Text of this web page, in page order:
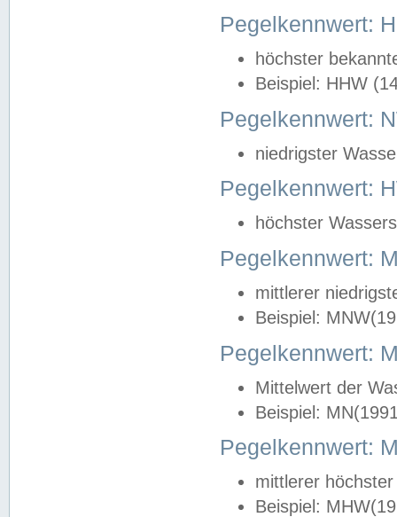
Pegelkennwert:
höchster
Beispiel: HHW
Pegelkennwert:
niedrigster
Pegelkennwert:
höchster
Pegelkennwert:
mittlerer
Beispiel:
Pegelkennwert:
Mittelwert der
Beispiel:
Pegelkennwert:
mittlerer
Beispiel: